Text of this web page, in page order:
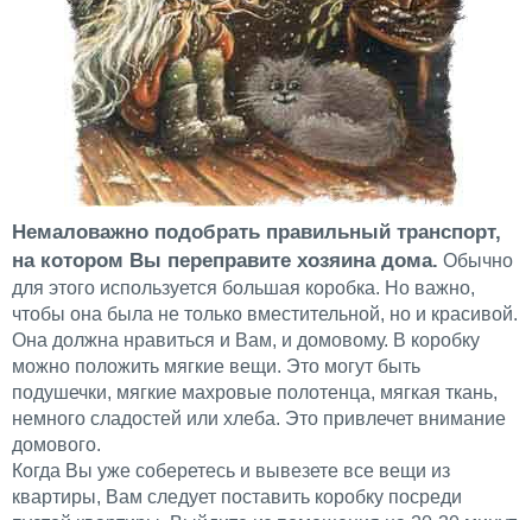
Немаловажно подобрать правильный транспорт,
на котором Вы переправите хозяина дома. Обычно
для этого используется большая коробка. Но важно,
чтобы она была не только вместительной, но и красивой.
Она должна нравиться и Вам, и домовому. В коробку
можно положить мягкие вещи. Это могут быть
подушечки, мягкие махровые полотенца, мягкая ткань,
немного сладостей или хлеба. Это привлечет внимание
домового.
Когда Вы уже соберетесь и вывезете все вещи из
квартиры, Вам следует поставить коробку посреди